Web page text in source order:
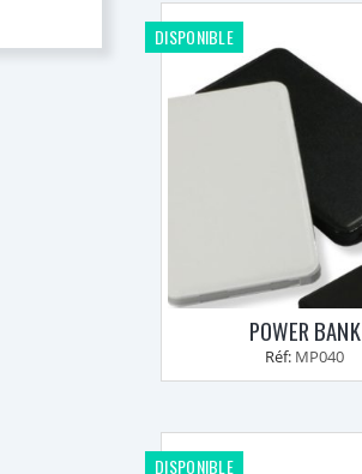
POWER BANK
Réf: MP040
DISPONIBLE
DISPONIBLE